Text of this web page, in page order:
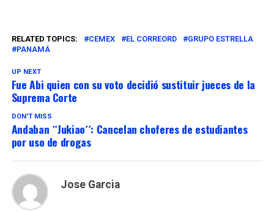
RELATED TOPICS: CEMEX EL CORREORD
GRUPO ESTRELLA
PANAMÁ
UP NEXT
Fue Abi quien con su voto decidió sustituir jueces de la
Suprema Corte
DON'T MISS
Andaban ´´Jukiao´´: Cancelan choferes de estudiantes
por uso de drogas
Jose Garcia